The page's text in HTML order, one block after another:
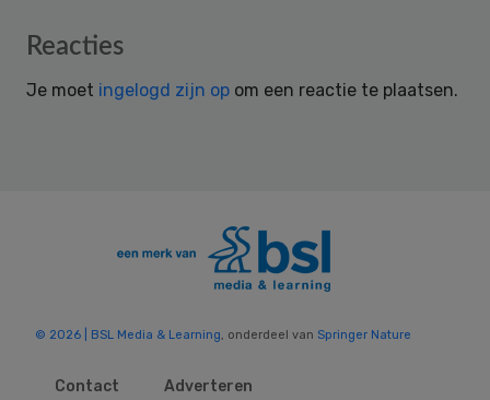
Reader
Reacties
Je moet ingelogd zijn op om een reactie te plaatsen.
© 2026 | BSL Media & Learning, onderdeel van Springer Nature
Contact Adverteren